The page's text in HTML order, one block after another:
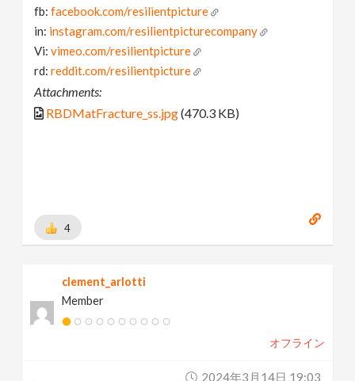
fb:facebook.com/resilientpicture
in: instagram.com/resilientpicturecompany
Vi:vimeo.com/resilientpicture
rd:reddit.com/resilientpicture
Attachments:
RBDMatFracture_ss.jpg(470.3 KB)
4
clement_arlotti
Member
オフライン
2024年3月14日 19:03